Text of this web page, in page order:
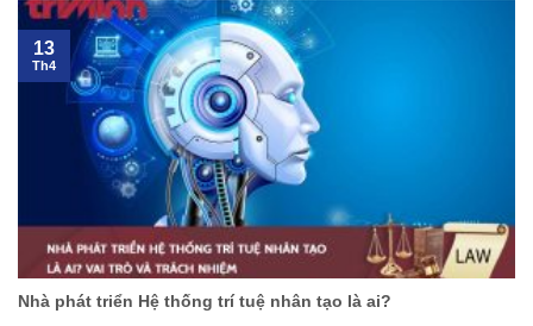
Nhà phát triển Hệ thống trí tuệ nhân tạo là ai?
13
Th4